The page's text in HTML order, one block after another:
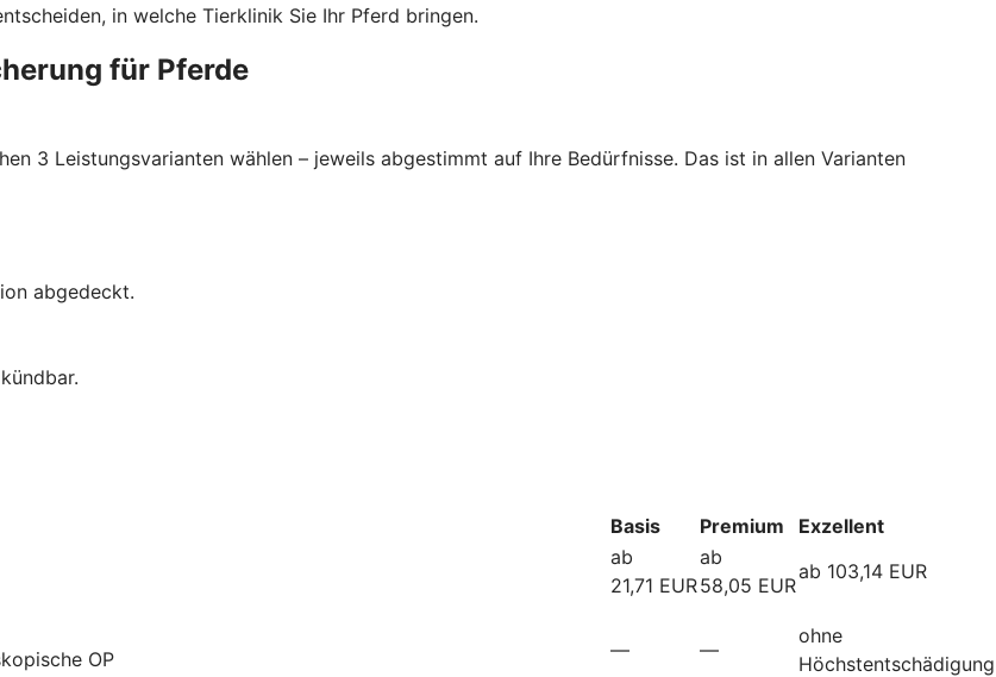
in welche Tierklinik Sie Ihr Pferd bringen.
für Pferde
3 Leistungsvarianten wählen – jeweils abgestimmt auf Ihre Bedürfnisse. Das ist in allen Varianten
abgedeckt.
Basis Premium Exzellent
ab
21,71 EUR
ab
58,05 EUR
ab 103,14 EUR
OP — —
ohne
Höchstentschädigung